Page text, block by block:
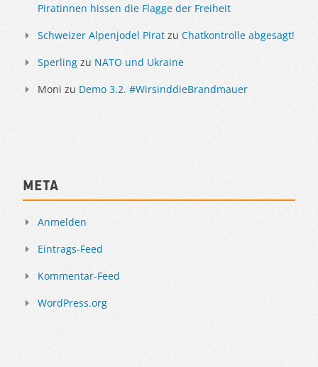
Piratinnen hissen die Flagge der Freiheit
Schweizer Alpenjodel Pirat zu Chatkontrolle abgesagt!
Sperling zu NATO und Ukraine
Moni zu Demo 3.2. #WirsinddieBrandmauer
Meta
Anmelden
Eintrags-Feed
Kommentar-Feed
WordPress.org